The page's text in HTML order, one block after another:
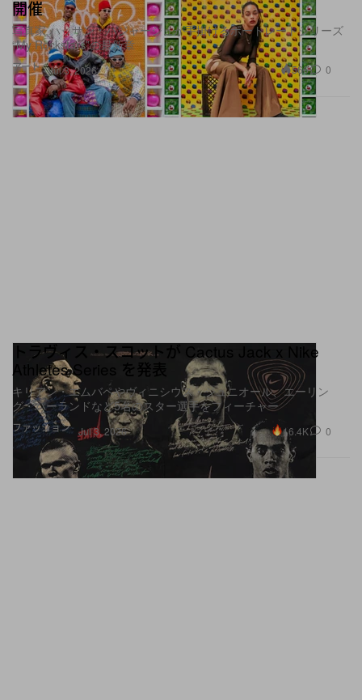
アート
開催
写真家 ハッサン・ハジャージュが手掛けるポートレートシリーズ
“My Rockstars”の最新章
Jul 3, 2026 566 0
ファッション
トラヴィス・スコットが Cactus Jack x Nike
Athletes Series を発表
キリアン・エムバペやヴィニシウス・ジュニオール、エーリン
グ・ハーランドなど5名のスター選手をフィーチャー
Jul 3, 2026 16.4K 0